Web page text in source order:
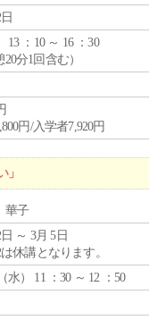
13 ：10 ～ 16 ：30
20分1回含む）
円/入学者7,920円
」
子
～ 3月 5日
休講となります。
水） 11 ：30 ～ 12 ：50